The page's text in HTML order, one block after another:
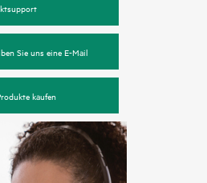
Sie uns eine E-Mail
kaufen